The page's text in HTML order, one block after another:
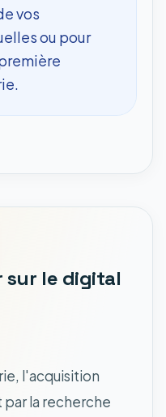
vos
ou pour
sur le digital
l'acquisition
la recherche